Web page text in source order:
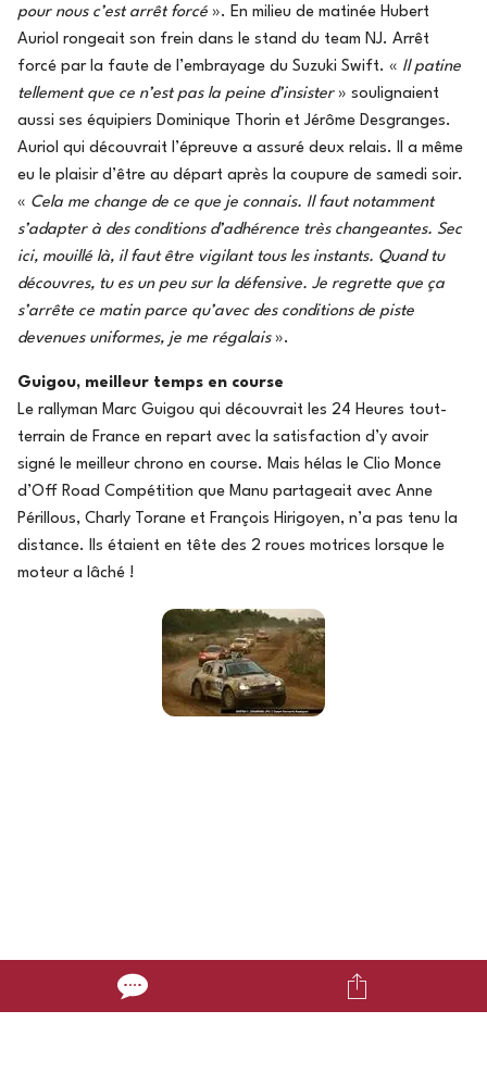
pour nous c’est arrêt forcé ». En milieu de matinée Hubert
Auriol rongeait son frein dans le stand du team NJ. Arrêt
forcé par la faute de l’embrayage du Suzuki Swift. « Il patine
tellement que ce n’est pas la peine d’insister» soulignaient
aussi ses équipiers Dominique Thorin et Jérôme Desgranges.
Auriol qui découvrait l’épreuve a assuré deux relais. Il a même
eu le plaisir d’être au départ après la coupure de samedi soir.
« Cela me change de ce que je connais. Il faut notamment
s’adapter à des conditions d’adhérence très changeantes. Sec
ici, mouillé là, il faut être vigilant tous les instants. Quand tu
découvres, tu es un peu sur la défensive. Je regrette que ça
s’arrête ce matin parce qu’avec des conditions de piste
devenues uniformes, je me régalais».
Guigou, meilleur temps en course
Le rallyman Marc Guigou qui découvrait les 24 Heures tout-
terrain de France en repart avec la satisfaction d’y avoir
signé le meilleur chrono en course. Mais hélas le Clio Monce
d’Off Road Compétition que Manu partageait avec Anne
Périllous, Charly Torane et François Hirigoyen, n’a pas tenu la
distance. Ils étaient en tête des 2 roues motrices lorsque le
moteur a lâché !